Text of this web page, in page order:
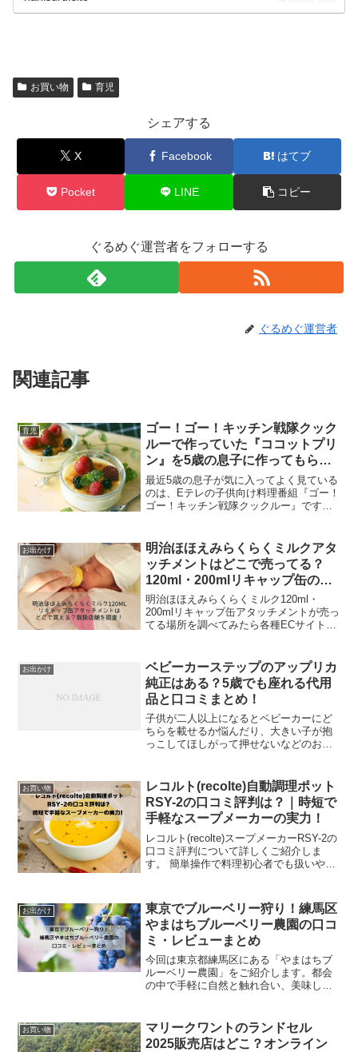
お買い物 育児
シェアする
X Facebook はてブ
Pocket LINE コピー
ぐるめぐ運営者をフォローする
ぐるめぐ運営者
関連記事
育児
ゴー！ゴー！キッチン戦隊クック
ルーで作っていた『ココットプリ
ン』を5歳の息子に作ってもらっ
たら
最近5歳の息子が気に入ってよく見ている
のは、Eテレの子供向け料理番組『ゴー！
ゴー！キッチン戦隊クックルー』です。
リン』でした。レシピはこちら「フルー
ツもホイップもなくていい...
お出かけ
明治ほほえみらくらくミルクアタ
ッチメントはどこで売ってる？
120ml・200mlリキャップ缶の取
扱店舗もあわせて調査！
明治ほほえみらくらくミルク120ml・
200mlリキャップ缶アタッチメントが売っ
てる場所を調べてみたら各種ECサイトで
{b.MoshimoAffiliateOb...
お出かけ
ベビーカーステップのアップリカ
純正はある？5歳でも座れる代用
品と口コミまとめ！
子供が二人以上になるとベビーカーにど
ちらを載せるか悩んだり、大きい子が抱
っこしてほしがって押せないなどのお悩
す。そんな時にあると便利なのが、ベビ
ーカーステップです。＼6...
お買い物
レコルト(recolte)自動調理ポット
RSY-2の口コミ評判は？｜時短で
手軽なスープメーカーの実力！
レコルト(recolte)スープメーカーRSY-2の
口コミ評判について詳しくご紹介しま
す。 簡単操作で料理初心者でも扱いやす
ピに対応してる 自動洗浄機能で後片付け
の...
お出かけ
東京でブルーベリー狩り！練馬区
やまはちブルーベリー農園の口コ
ミ・レビューまとめ
今回は東京都練馬区にある「やまはちブ
ルーベリー農園」をご紹介します。都会
の中で手軽に自然と触れ合い、美味しい
てみると、以下の3点が挙げられます。
アクセスが良くて便利 ...
お買い物
マリークワントのランドセル
2025販売店はどこ？オンライン